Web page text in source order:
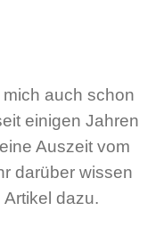
auch schon
einigen Jahren
Auszeit vom
darüber wissen
Artikel dazu.